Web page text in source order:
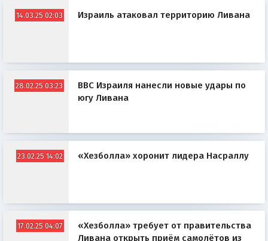
14.03.25 02:03 Израиль атаковал территорию Ливана
28.02.25 03:23
ВВС Израиля нанесли новые удары по
югу Ливана
23.02.25 14:02 «Хезболла» хоронит лидера Насраллу
17.02.25 04:07
«Хезболла» требует от правительства
Ливана открыть приём самолётов из